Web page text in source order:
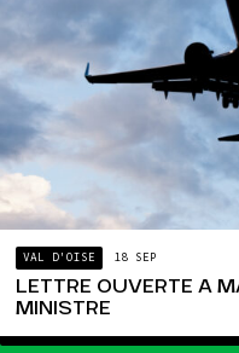
VAL D'OISE 18 SEP
LETTRE OUVERTE A
MINISTRE